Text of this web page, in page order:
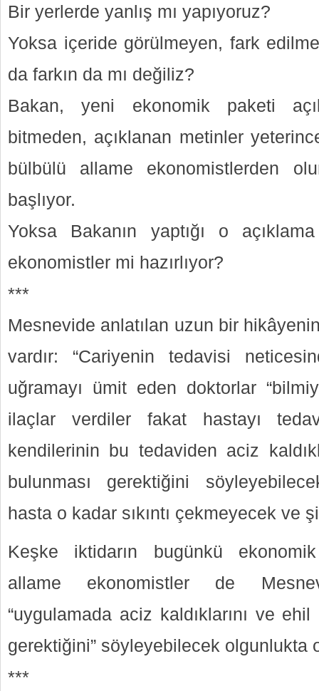
Bir yerlerde yanlış mı yapıyoruz?
Yoksa içeride görülmeyen, fark
da farkın da mı değiliz?
Bakan, yeni ekonomik paketi
bitmeden, açıklanan metinler
bülbülü allame ekonomistlerden
başlıyor.
Yoksa Bakanın yaptığı o
ekonomistler mi hazırlıyor?
***
Mesnevide anlatılan uzun bir
vardır: “Cariyenin tedavisi
uğramayı ümit eden doktorlar
ilaçlar verdiler fakat hastayı
kendilerinin bu tedaviden aciz
bulunması gerektiğini
hasta o kadar sıkıntı çekmeyecek ve
Keşke iktidarın bugünkü
allame ekonomistler de
“uygulamada aciz kaldıklarını ve
gerektiğini” söyleyebilecek olgunlukta
***